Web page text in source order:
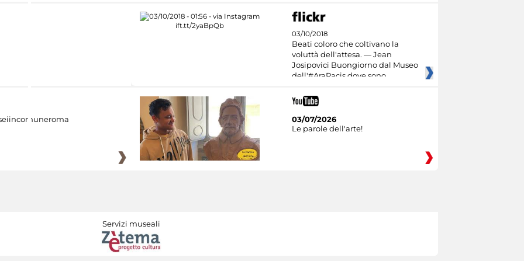
03/10/2018
Beati coloro che coltivano la
voluttà dell'attesa. — Jean
Josipovici Buongiorno dal Museo
dell'#AraPacis dove sono
03/07/2026
Le parole dell'arte!
Servizi museali